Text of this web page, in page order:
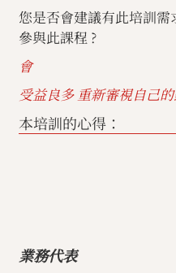
您是否會建議有此培訓需
參與此課程 ?
會
受益良多 重新審視自己
本培訓的心得：
業務代表